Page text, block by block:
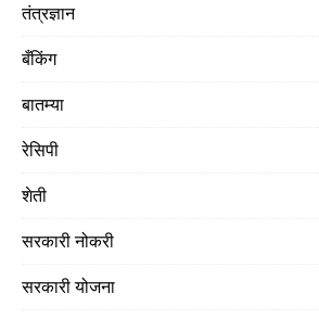
तंत्रज्ञान
बँकिंग
बातम्या
रेसिपी
शेती
सरकारी नोकरी
सरकारी योजना